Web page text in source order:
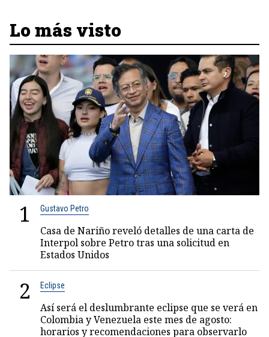
Lo más visto
1 Gustavo Petro
Casa de Nariño reveló detalles de una carta de
Interpol sobre Petro tras una solicitud en
Estados Unidos
2 Eclipse
Así será el deslumbrante eclipse que se verá en
Colombia y Venezuela este mes de agosto:
horarios y recomendaciones para observarlo